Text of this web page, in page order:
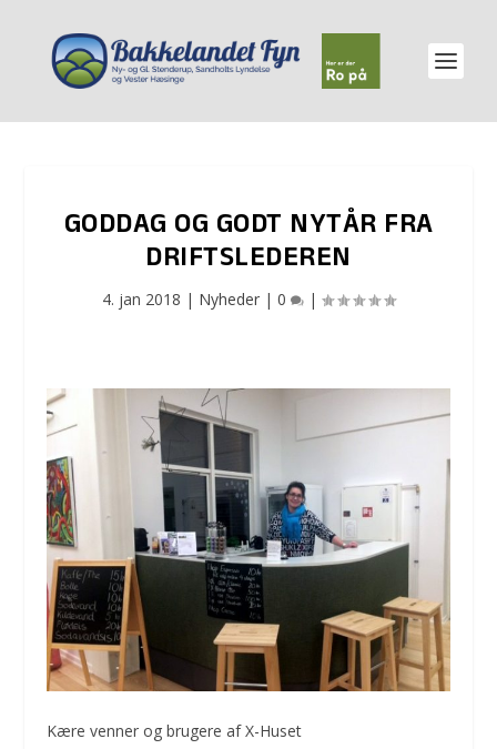
GODDAG OG GODT NYTÅR FRA
DRIFTSLEDEREN
4. jan 2018 | Nyheder | 0 |
Kære venner og brugere af X-Huset